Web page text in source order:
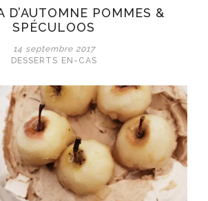
D’AUTOMNE POMMES &
SPÉCULOOS
14 septembre 2017
DESSERTS EN-CAS